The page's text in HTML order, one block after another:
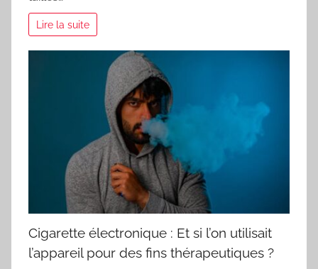
Lire la suite
Cigarette électronique : Et si l’on utilisait
l’appareil pour des fins thérapeutiques ?